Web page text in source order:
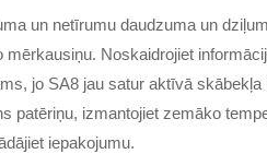
un netīrumu daudzuma un
mērkausiņu. Noskaidrojiet
jo SA8 jau satur aktīvā skābekļa
patēriņu, izmantojiet zemāko
iepakojumu.